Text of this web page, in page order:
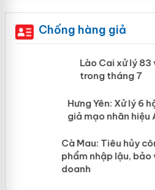
Chống hàng giả
Lào Cai xử lý
mại trong
Hưng Yên: Xử
hàng giả mạo